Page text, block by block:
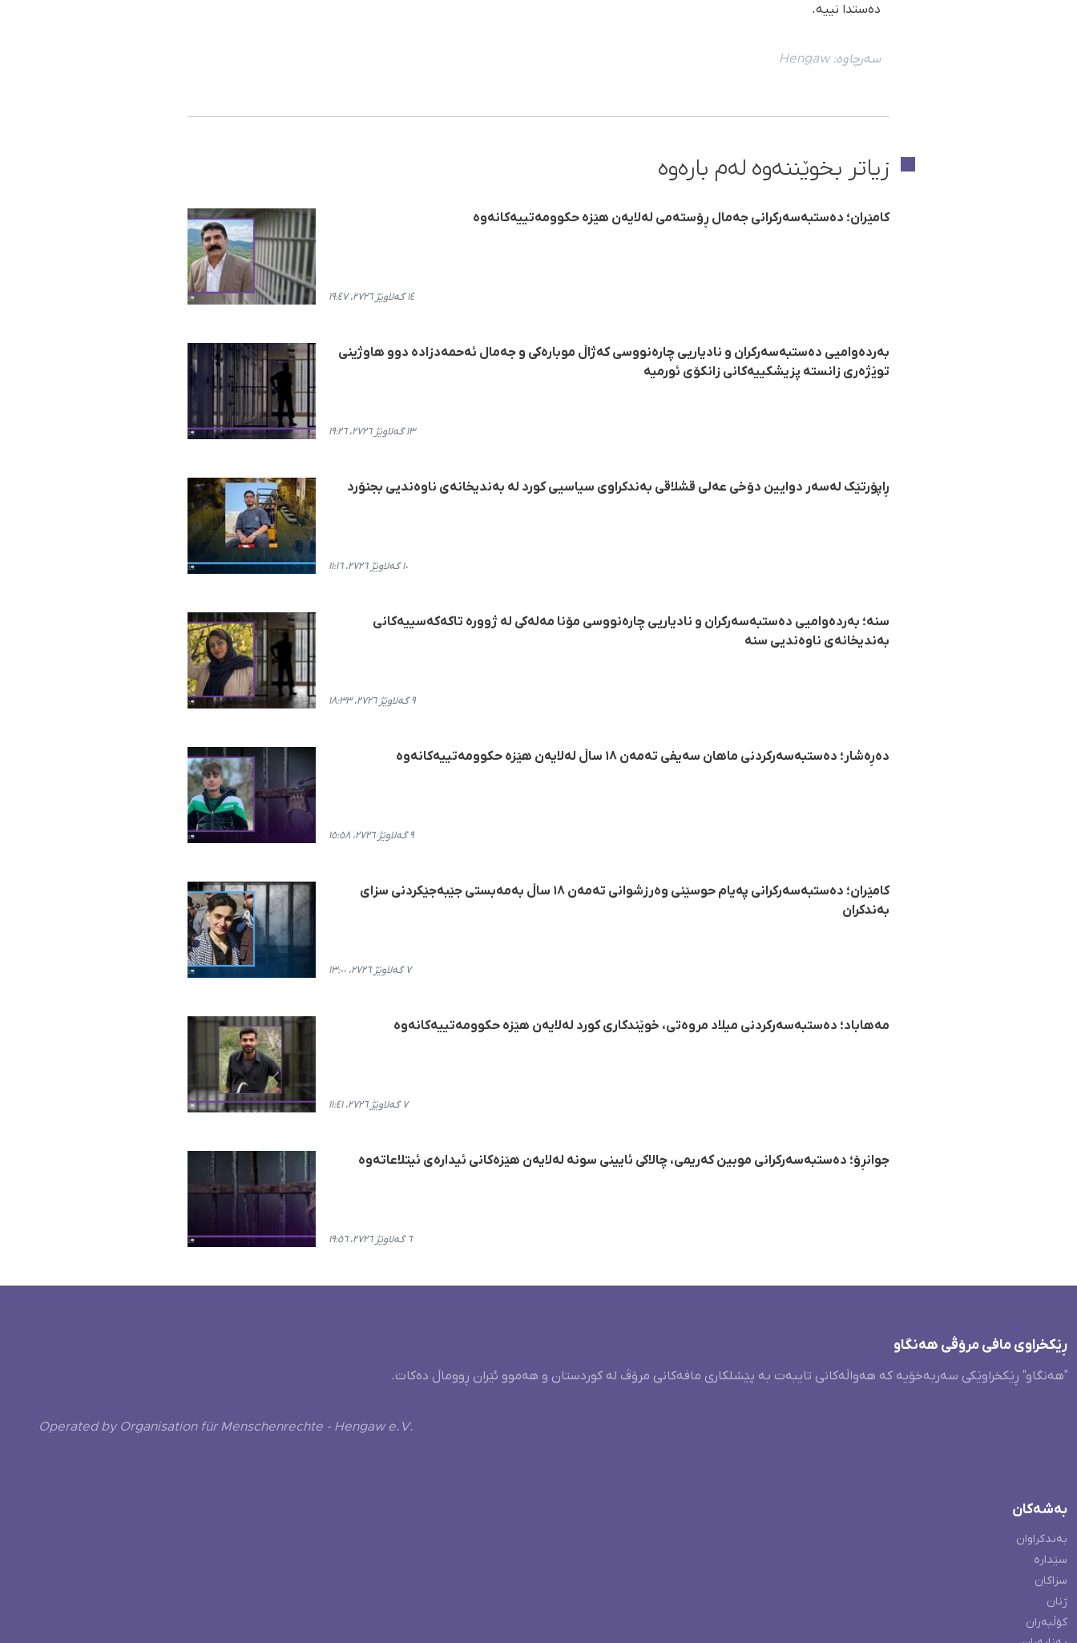
دەستدا نییە.
سەرچاوە:Hengaw
زیاتر بخوێننەوە لەم بارەوە
کامێران؛ دەستبەسەرکرانی جەمال ڕۆستەمی لەلایەن هێزە حکوومەتییەکانەوە
١٤ گەلاوێژ ٢٧٢٦، ١٩:٤٧
بەردەوامیی دەستبەسەرکران و نادیاریی چارەنووسی کەژاڵ موبارەکی و جەمال ئەحمەدزادە دوو هاوژینی
توێژەری زانستە پزیشکییەکانی زانکۆی ئورمیه
١٣ گەلاوێژ ٢٧٢٦، ١٩:٢٦
ڕاپۆرتێک لەسەر دوایین دۆخی عەلی قشلاقی بەندکراوی سیاسیی کورد لە بەندیخانەی ناوەندیی بجنۆرد
١٠ گەلاوێژ ٢٧٢٦، ١١:١٦
سنە؛ بەردەوامیی دەستبەسەرکران و نادیاریی چارەنووسی مۆنا مەلەکی لە ژوورە تاکەکەسییەکانی
بەندیخانەی ناوەندیی سنە
٩ گەلاوێژ ٢٧٢٦، ١٨:٣٣
دەڕەشار؛ دەستبەسەرکردنی ماهان سەیفی تەمەن ١٨ ساڵ لەلایەن هێزە حکوومەتییەکانەوە
٩ گەلاوێژ ٢٧٢٦، ١٥:٥٨
کامێران؛ دەستبەسەرکرانی پەیام حوسێنی وەرزشوانی تەمەن ۱۸ ساڵ بەمەبستی جێبەجێکردنی سزای
بەندکران
٧ گەلاوێژ ٢٧٢٦، ١٣:٠٠
مەهاباد؛ دەستبەسەرکردنی میلاد مروەتی، خوێندکاری کورد لەلایەن هێزە حکوومەتییەکانەوە
٧ گەلاوێژ ٢٧٢٦، ١١:٤١
جوانڕۆ؛ دەستبەسەرکرانی موبین کەریمی، چالاکی ئایینی سونه لەلایەن هێزەکانی ئیدارەی ئیتلاعاتەوە
٦ گەلاوێژ ٢٧٢٦، ١٩:٥٦
ڕێکخراوی مافی مرۆڤی هەنگاو
"هەنگاو" ڕێکخراوێکی سەربەخۆیە کە هەواڵەکانی تایبەت بە پێشلکاری مافەکانی مرۆڤ لە کوردستان و هەموو ئێران ڕووماڵ دەکات.
Operated by Organisation für Menschenrechte - Hengaw e.V.
بەشەکان
بەندکراوان
سێدارە
سزاکان
ژنان
کۆڵبەران